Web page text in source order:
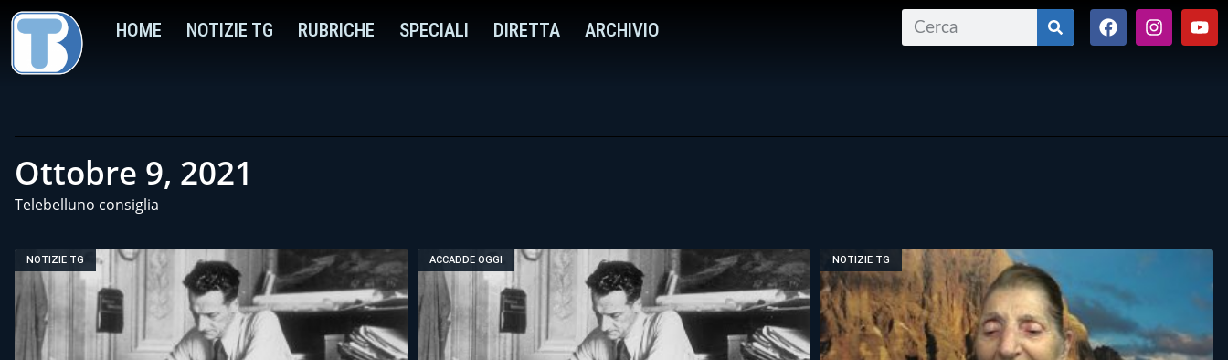
HOME NOTIZIE TG RUBRICHE SPECIALI DIRETTA ARCHIVIO
Ottobre 9, 2021
Telebelluno consiglia
NOTIZIE TG ACCADDE OGGI NOTIZIE TG